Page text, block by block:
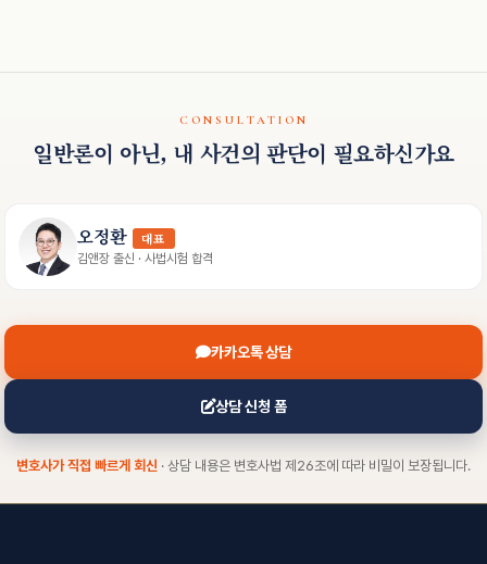
CONSULTATION
일반론이 아닌, 내 사건의 판단이 필요하신가요
오정환 대표
김앤장 출신 · 사법시험 합격
카카오톡 상담
상담 신청 폼
변호사가 직접 빠르게 회신 · 상담 내용은 변호사법 제26조에 따라 비밀이 보장됩니다.